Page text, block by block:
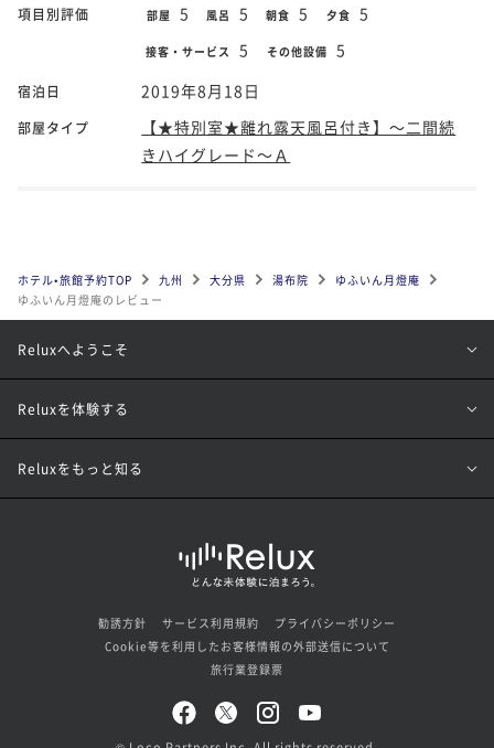
項目別評価 部屋 5 風呂 5 朝食 5 夕食 5
接客・サービス 5 その他設備 5
宿泊日 2019年8月18日
部屋タイプ
【★特別室★離れ露天風呂付き】～二間続
きハイグレード～Ａ
ホテル•旅館予約TOP 九州 大分県 湯布院
ゆふいん月燈庵
ゆふいん月燈庵のレビュー
Reluxへようこそ
Reluxを体験する
Reluxをもっと知る
勧誘方針 サービス利用規約
プライバシーポリシー
Cookie等を利用したお客様情報の外部送信について
旅行業登録票